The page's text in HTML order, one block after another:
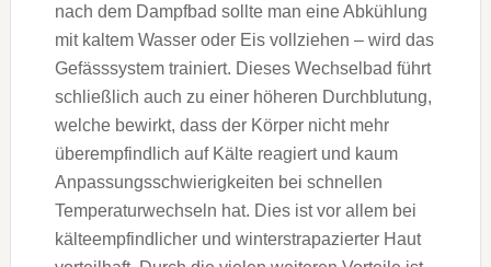
nach dem Dampfbad sollte man eine Abkühlung
mit kaltem Wasser oder Eis vollziehen – wird das
Gefässsystem trainiert. Dieses Wechselbad führt
schließlich auch zu einer höheren Durchblutung,
welche bewirkt, dass der Körper nicht mehr
überempfindlich auf Kälte reagiert und kaum
Anpassungsschwierigkeiten bei schnellen
Temperaturwechseln hat. Dies ist vor allem bei
kälteempfindlicher und winterstrapazierter Haut